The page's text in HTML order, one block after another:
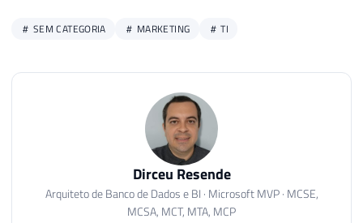
SEM CATEGORIA MARKETING TI
Dirceu Resende
Arquiteto de Banco de Dados e BI · Microsoft MVP · MCSE,
MCSA, MCT, MTA, MCP